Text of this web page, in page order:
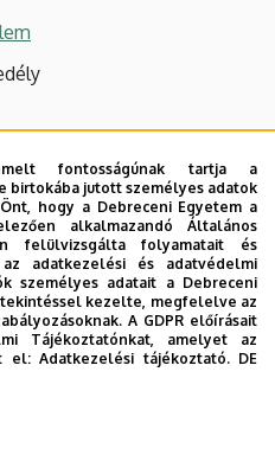
szereplő tanterv
2016-bantanterv
fontosságúnak tartja a
jutott személyes adatok
hogy a Debreceni Egyetem a
alkalmazandó Általános
felülvizsgálta folyamatait és
adatkezelési és adatvédelmi
személyes adatait a Debreceni
kezelte, megfelelve az
A GDPR előírásait
Tájékoztatónkat, amelyet az
el:Adatkezelési tájékoztató. DE